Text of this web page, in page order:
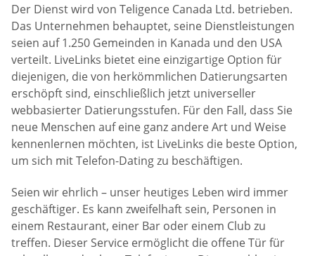
Der Dienst wird von Teligence Canada Ltd. betrieben.
Das Unternehmen behauptet, seine Dienstleistungen
seien auf 1.250 Gemeinden in Kanada und den USA
verteilt. LiveLinks bietet eine einzigartige Option für
diejenigen, die von herkömmlichen Datierungsarten
erschöpft sind, einschließlich jetzt universeller
webbasierter Datierungsstufen. Für den Fall, dass Sie
neue Menschen auf eine ganz andere Art und Weise
kennenlernen möchten, ist LiveLinks die beste Option,
um sich mit Telefon-Dating zu beschäftigen.
Seien wir ehrlich – unser heutiges Leben wird immer
geschäftiger. Es kann zweifelhaft sein, Personen in
einem Restaurant, einer Bar oder einem Club zu
treffen. Dieser Service ermöglicht die offene Tür für